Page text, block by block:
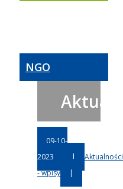
NGO
09-10-
2023
|
Aktualności
- wpisy
|